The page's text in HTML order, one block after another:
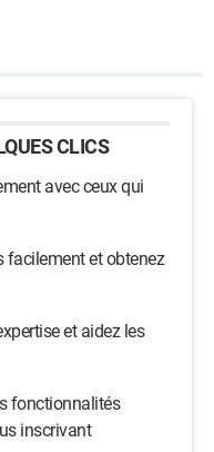
CLICS
avec ceux qui
facilement et obtenez
et aidez les
fonctionnalités
inscrivant